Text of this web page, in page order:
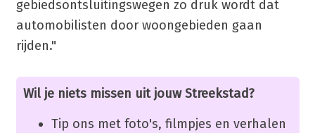
gebiedsontsluitingswegen zo druk wordt dat
automobilisten door woongebieden gaan
rijden."
Wil je niets missen uit jouw Streekstad?
Tip ons met foto's, filmpjes en verhalen